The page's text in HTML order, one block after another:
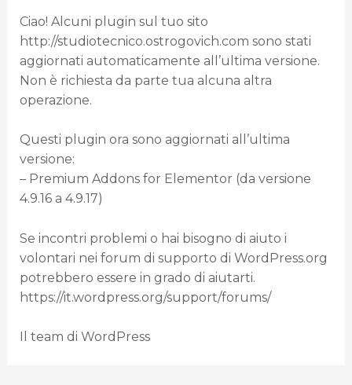
Ciao! Alcuni plugin sul tuo sito
http://studiotecnico.ostrogovich.com sono stati
aggiornati automaticamente all’ultima versione.
Non è richiesta da parte tua alcuna altra
operazione.
Questi plugin ora sono aggiornati all’ultima
versione:
– Premium Addons for Elementor (da versione
4.9.16 a 4.9.17)
Se incontri problemi o hai bisogno di aiuto i
volontari nei forum di supporto di WordPress.org
potrebbero essere in grado di aiutarti.
https://it.wordpress.org/support/forums/
Il team di WordPress